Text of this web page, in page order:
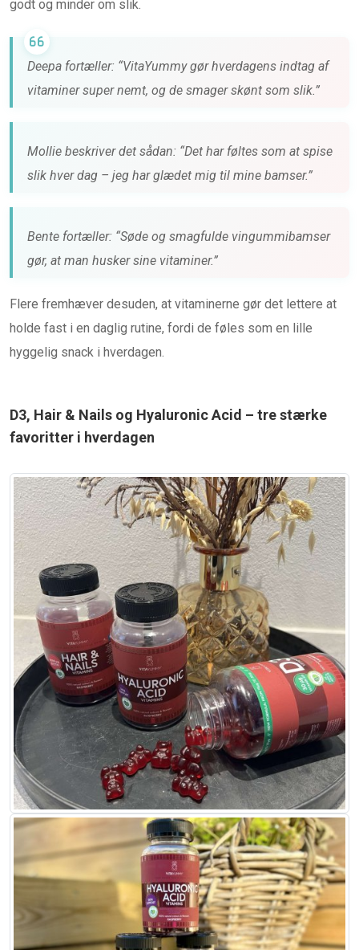
godt og minder om slik.
Deepa fortæller: “VitaYummy gør hverdagens indtag af
vitaminer super nemt, og de smager skønt som slik.”
Mollie beskriver det sådan: “Det har føltes som at spise
slik hver dag – jeg har glædet mig til mine bamser.”
Bente fortæller: “Søde og smagfulde vingummibamser
gør, at man husker sine vitaminer.”
Flere fremhæver desuden, at vitaminerne gør det lettere at
holde fast i en daglig rutine, fordi de føles som en lille
hyggelig snack i hverdagen.
D3, Hair & Nails og Hyaluronic Acid – tre stærke
favoritter i hverdagen